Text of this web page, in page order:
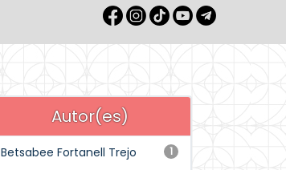
Autor(es)
1
Betsabee Fortanell Trejo